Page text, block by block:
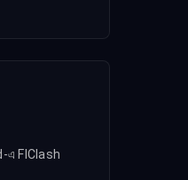
এ FlClash